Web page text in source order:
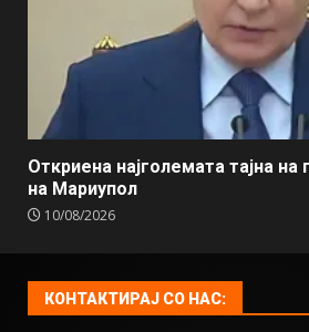
Откриена најголемата тајна на
на Мариупол
10/08/2026
КОНТАКТИРАЈ СО НАС: